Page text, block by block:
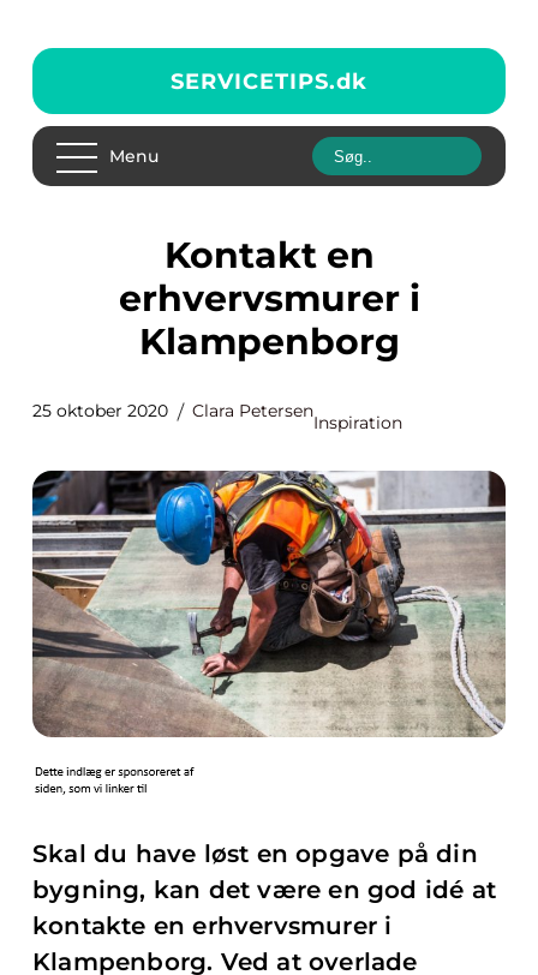
SERVICETIPS.dk
Menu
Kontakt en
erhvervsmurer i
Klampenborg
25 oktober 2020 Clara Petersen
Inspiration
Skal du have løst en opgave på din
bygning, kan det være en god idé at
kontakte en erhvervsmurer i
Klampenborg. Ved at overlade